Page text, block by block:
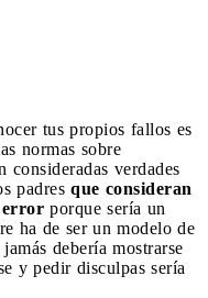
tus propios fallos es
normas sobre
consideradas verdades
padres que consideran
error porque sería un
ha de ser un modelo de
debería mostrarse
y pedir disculpas sería